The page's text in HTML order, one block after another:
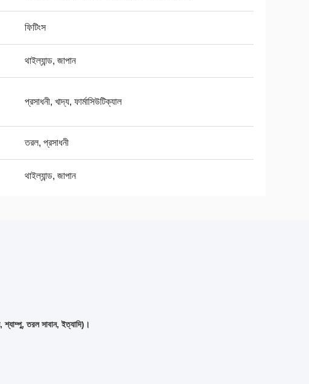
ফিটিংস
থাইল্যান্ড, জাপান
প্রসাধনী, খাদ্য, ফার্মাসিউটিক্যাল
তরল, প্রসাধনী
থাইল্যান্ড, জাপান
তরল সাবান, ইত্যাদি)।